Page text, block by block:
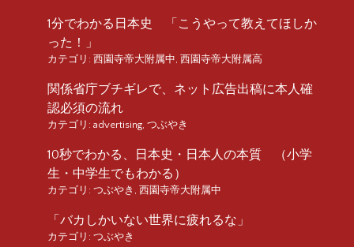
1分でわかる日本史 「こうやって教えてほしか
った！」
カテゴリ: 西園寺帝大附属中 西園寺帝大附属高
関係省庁ブチギレで、ネット広告出稿に本人確
認必須の流れ
カテゴリ: advertising つぶやき
10秒でわかる、日本史・日本人の本質 （小学
生・中学生でもわかる）
カテゴリ: つぶやき 西園寺帝大附属中
「バカしかいない世界に疲れるな」
カテゴリ: つぶやき